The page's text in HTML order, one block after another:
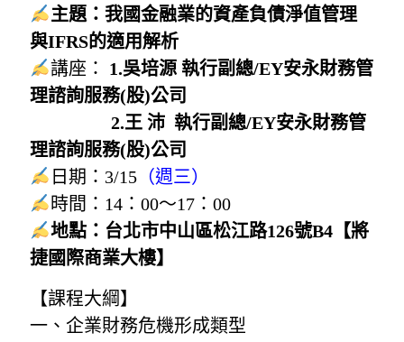
主題：我國金融業的資產負債淨值管理
與IFRS的適用解析
講座：
1.吳培源 執行副總/EY安永財務管
理諮詢服務(股)公司
2.王 沛 執行副總/EY安永財務管
理諮詢服務(股)公司
日期：3/15（週三）
時間：14：00～17：00
地點：台北市中山區松江路126號B4【將
捷國際商業大樓】
【課程大綱】
一、企業財務危機形成類型